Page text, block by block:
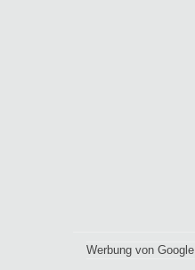
Werbung von Google